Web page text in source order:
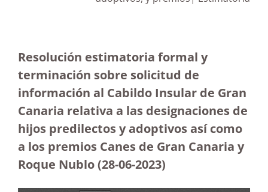
Resolución estimatoria formal y
terminación sobre solicitud de
información al Cabildo Insular de Gran
Canaria relativa a las designaciones de
hijos predilectos y adoptivos así como
a los premios Canes de Gran Canaria y
Roque Nublo (28-06-2023)